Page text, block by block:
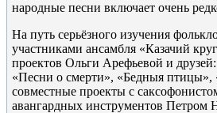
народные песни включает очень
На путь серьёзного изучения
участниками ансамбля «Казачий
проектов Ольги Арефьевой и
«Песни о смерти», «Бедныя птицы»,
совместные проекты с
авангардных инструментов Петром